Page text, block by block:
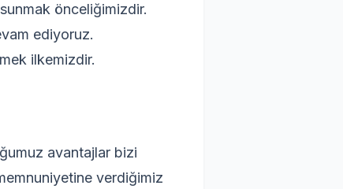
önceliğimizdir.
ediyoruz.
ilkemizdir.
avantajlar bizi
verdiğimiz